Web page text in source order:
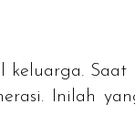
keluarga. Saat
Inilah